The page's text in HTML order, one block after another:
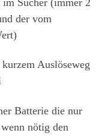
der vom
Auslöseweg
Batterie die nur
nötig den